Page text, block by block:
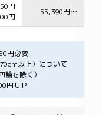
円
円
55,390円～
円必要
以上）について
を除く）
円ＵＰ